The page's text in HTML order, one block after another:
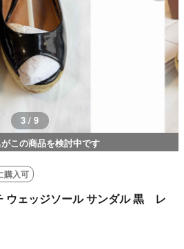
3 / 9
この商品を検討中です
購入可
ェッジソール サンダル 黒 レ